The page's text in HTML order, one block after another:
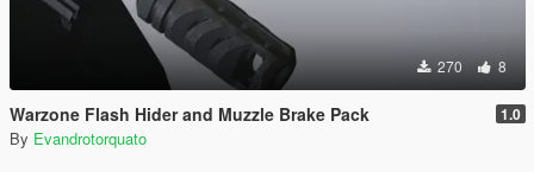
270 8
Warzone Flash Hider and Muzzle Brake Pack 1.0
By Evandrotorquato